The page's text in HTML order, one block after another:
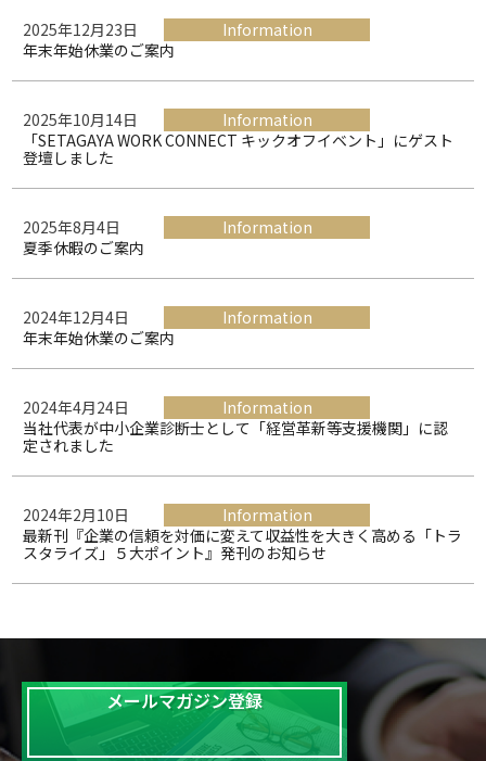
2025年12月23日
Information
年末年始休業のご案内
2025年10月14日
Information
「SETAGAYA WORK CONNECT キックオフイベント」にゲスト
登壇しました
2025年8月4日
Information
夏季休暇のご案内
2024年12月4日
Information
年末年始休業のご案内
2024年4月24日
Information
当社代表が中小企業診断士として「経営革新等支援機関」に認
定されました
2024年2月10日
Information
最新刊『企業の信頼を対価に変えて収益性を大きく高める「トラ
スタライズ」５大ポイント』発刊のお知らせ
メールマガジン登録